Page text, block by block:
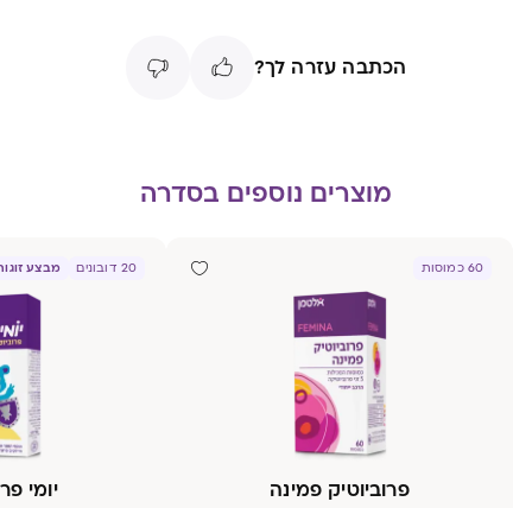
הכתבה עזרה לך?
מוצרים נוספים בסדרה
60 כמוסות
פרוביוטיק פמינה
20 דובונים מבצע זוגות:
יומי